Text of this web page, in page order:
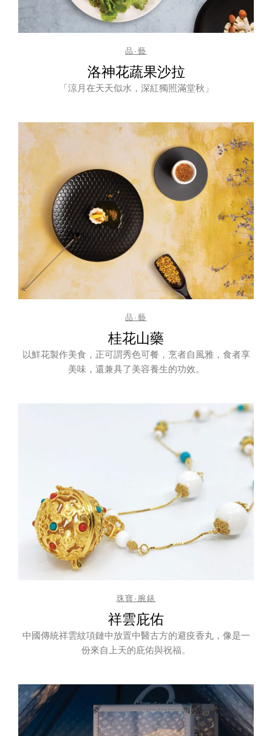
品·藝
洛神花蔬果沙拉
「涼月在天天似水，深紅獨照滿堂秋」
品·藝
桂花山藥
以鮮花製作美食，正可謂秀色可餐，烹者自風雅，食者享
美味，還兼具了美容養生的功效。
珠寶·腕錶
祥雲庇佑
中國傳統祥雲紋項鏈中放置中醫古方的避疫香丸，像是一
份來自上天的庇佑與祝福。